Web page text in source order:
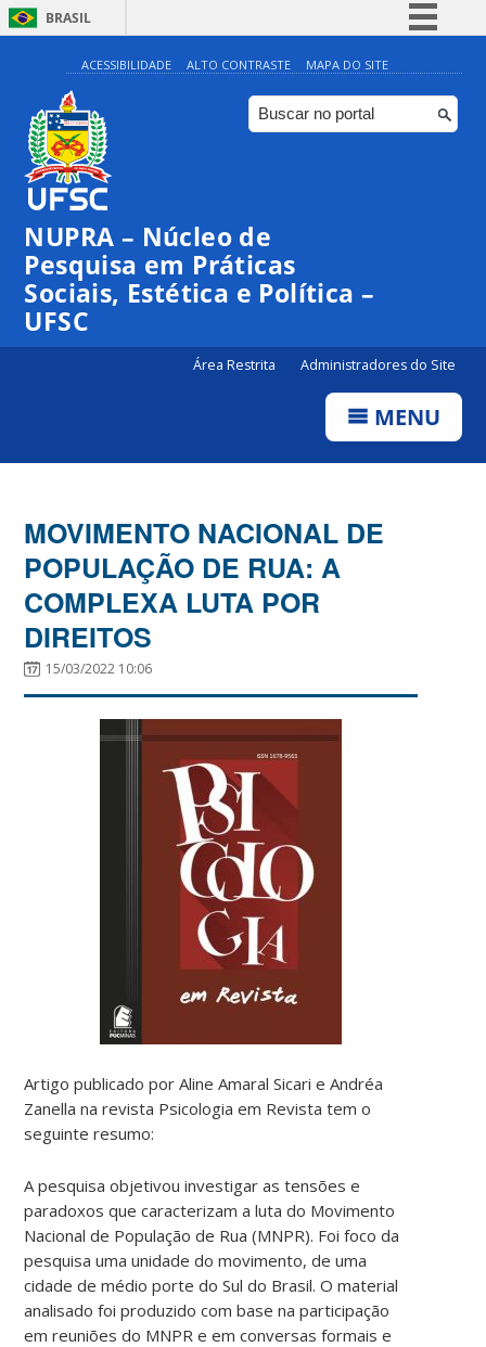
BRASIL
Simplifique!
Comunica BR
Participe
ACESSIBILIDADE ALTO CONTRASTE MAPA DO SITE
NUPRA – Núcleo de
Pesquisa em Práticas
Sociais, Estética e Política –
UFSC
Área Restrita Administradores do Site
MENU
MOVIMENTO NACIONAL DE
POPULAÇÃO DE RUA: A
COMPLEXA LUTA POR
DIREITOS
15/03/2022 10:06
Artigo publicado por Aline Amaral Sicari e Andréa
Zanella na revista Psicologia em Revista tem o
seguinte resumo:
A pesquisa objetivou investigar as tensões e
paradoxos que caracterizam a luta do Movimento
Nacional de População de Rua (MNPR). Foi foco da
pesquisa uma unidade do movimento, de uma
cidade de médio porte do Sul do Brasil. O material
analisado foi produzido com base na participação
em reuniões do MNPR e em conversas formais e